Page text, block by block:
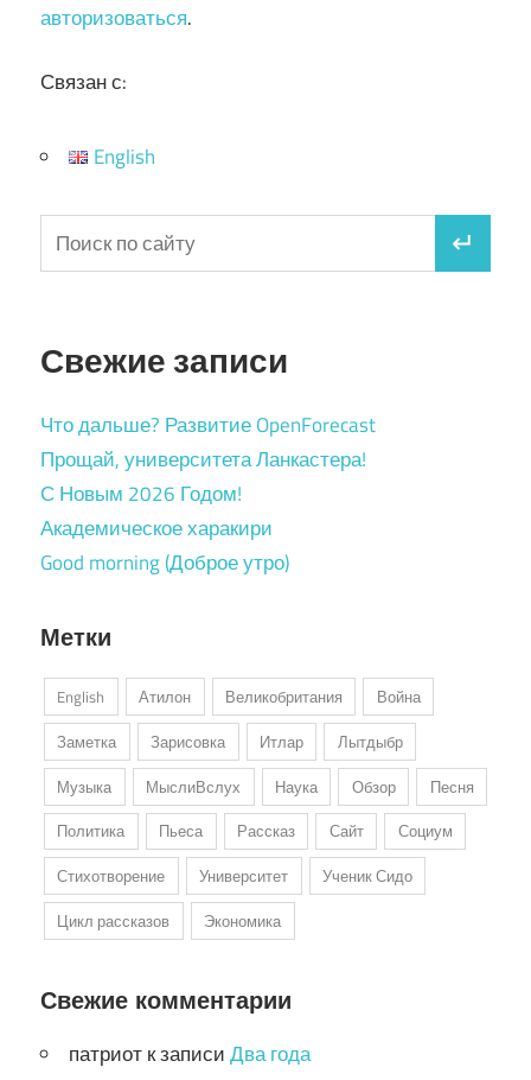
авторизоваться.
Связан с:
English
Свежие записи
Что дальше? Развитие OpenForecast
Прощай, университета Ланкастера!
С Новым 2026 Годом!
Академическое харакири
Good morning (Доброе утро)
Метки
English Атилон Великобритания
Война
Заметка
Зарисовка Итлар
Лытдыбр
Музыка
МыслиВслух Наука Обзор
Песня
Политика
Пьеса Рассказ Сайт
Социум
Стихотворение
Университет
Ученик Сидо
Цикл рассказов
Экономика
Свежие комментарии
патриотк записиДва года